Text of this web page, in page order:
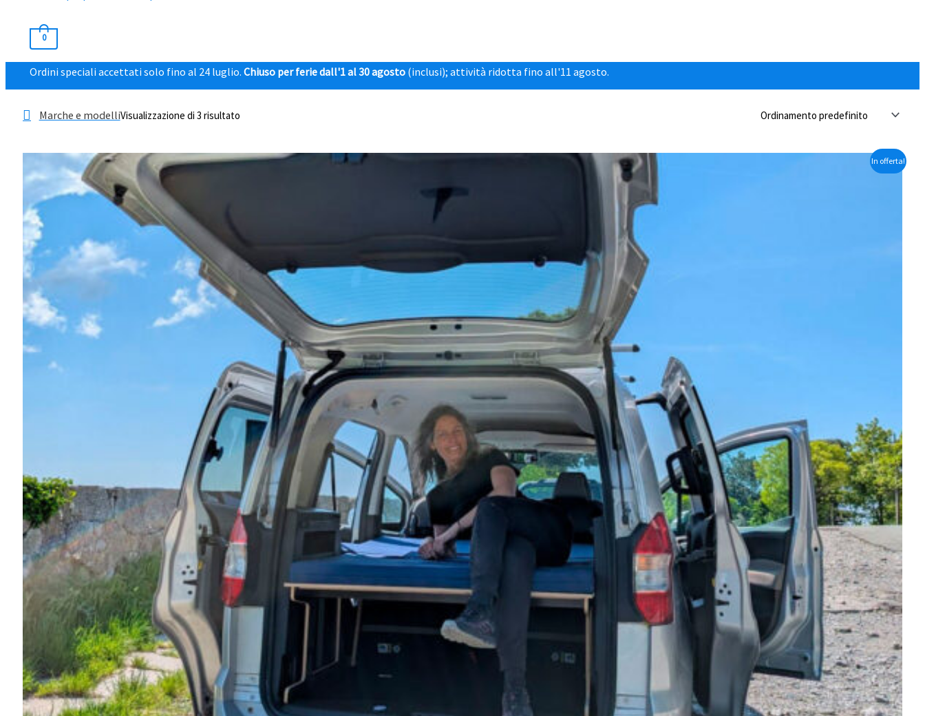
0
Ordini speciali accettati solo fino al 24 luglio. Chiuso per ferie dall'1 al 30 agosto (inclusi); attività ridotta fino all'11 agosto.
Marche e modelliVisualizzazione di 3 risultato
In offerta!